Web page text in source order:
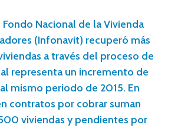
Nacional de la Vivienda
(Infonavit) recuperó más
a través del proceso de
representa un incremento de
mismo periodo de 2015. En
contratos por cobrar suman
viviendas y pendientes por